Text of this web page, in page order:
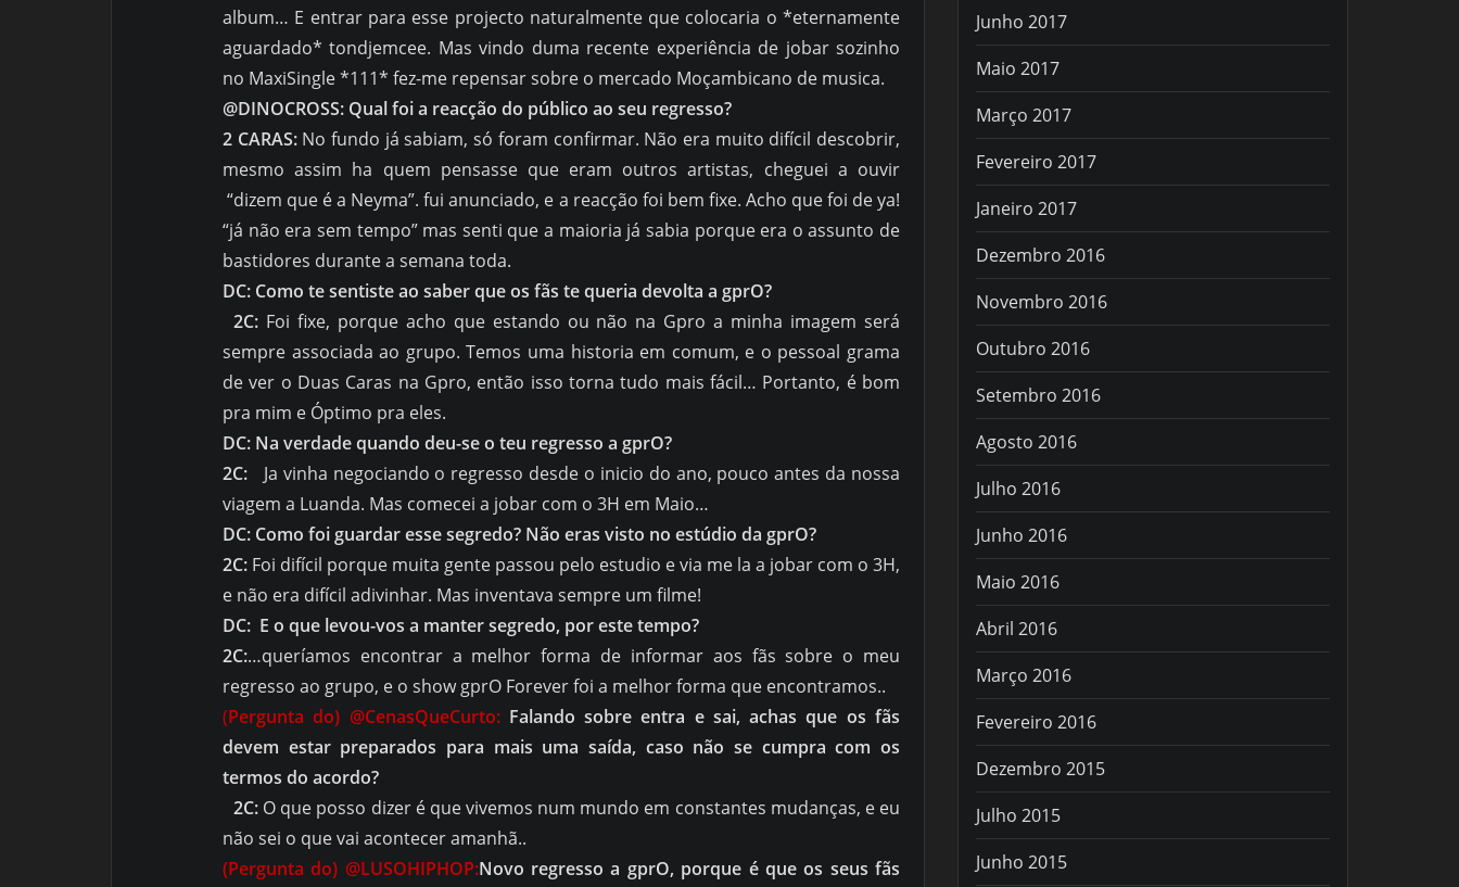
album… E entrar para esse projecto naturalmente que colocaria o *eternamente
aguardado* tondjemcee. Mas vindo duma recente experiência de jobar sozinho
no MaxiSingle *111* fez-me repensar sobre o mercado Moçambicano de musica.
@DINOCROSS: Qual foi a reacção do público ao seu regresso?
2 CARAS:No fundo já sabiam, só foram confirmar. Não era muito difícil descobrir,
mesmo assim ha quem pensasse que eram outros artistas, cheguei a ouvir
“dizem que é a Neyma”. fui anunciado, e a reacção foi bem fixe. Acho que foi de ya!
“já não era sem tempo” mas senti que a maioria já sabia porque era o assunto de
bastidores durante a semana toda.
DC: Como te sentiste ao saber que os fãs te queria devolta a gprO?
2C: Foi fixe, porque acho que estando ou não na Gpro a minha imagem será
sempre associada ao grupo. Temos uma historia em comum, e o pessoal grama
de ver o Duas Caras na Gpro, então isso torna tudo mais fácil… Portanto, é bom
pra mim e Óptimo pra eles.
DC: Na verdade quando deu-se o teu regresso a gprO?
2C: Ja vinha negociando o regresso desde o inicio do ano, pouco antes da nossa
viagem a Luanda. Mas comecei a jobar com o 3H em Maio…
DC: Como foi guardar esse segredo? Não eras visto no estúdio da gprO?
2C: Foi difícil porque muita gente passou pelo estudio e via me la a jobar com o 3H,
e não era difícil adivinhar. Mas inventava sempre um filme!
DC: E o que levou-vos a manter segredo, por este tempo?
2C:…queríamos encontrar a melhor forma de informar aos fãs sobre o meu
regresso ao grupo, e o show gprO Forever foi a melhor forma que encontramos..
(Pergunta do) @CenasQueCurto: Falando sobre entra e sai, achas que os fãs
devem estar preparados para mais uma saída, caso não se cumpra com os
termos do acordo?
2C: O que posso dizer é que vivemos num mundo em constantes mudanças, e eu
não sei o que vai acontecer amanhã..
(Pergunta do) @LUSOHIPHOP:Novo regresso a gprO, porque é que os seus fãs
Junho 2017
Maio 2017
Março 2017
Fevereiro 2017
Janeiro 2017
Dezembro 2016
Novembro 2016
Outubro 2016
Setembro 2016
Agosto 2016
Julho 2016
Junho 2016
Maio 2016
Abril 2016
Março 2016
Fevereiro 2016
Dezembro 2015
Julho 2015
Junho 2015